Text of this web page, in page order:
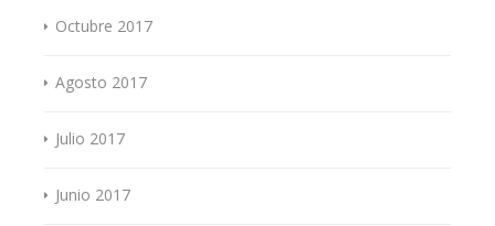
Octubre 2017
Agosto 2017
Julio 2017
Junio 2017